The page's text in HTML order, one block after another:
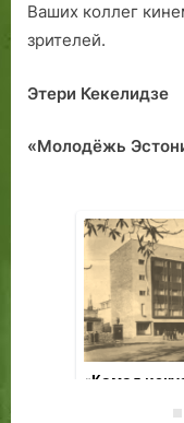
Ваших коллег
зрителей.
Этери Кекелидзе
«Молодёжь
Там, где